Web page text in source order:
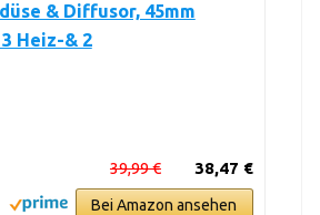
& Diffusor, 45mm
Heiz-& 2
38,47 €
39,99 €
Bei Amazon ansehen